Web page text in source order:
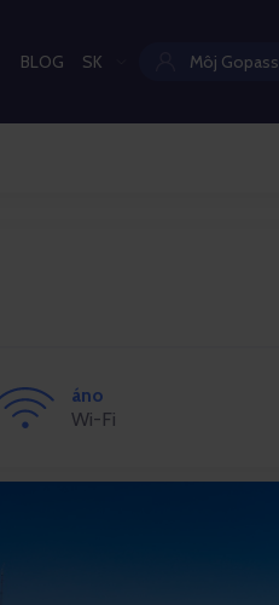
BLOG Aktuální jazyk:
SK Môj Gopass
áno
Wi-Fi